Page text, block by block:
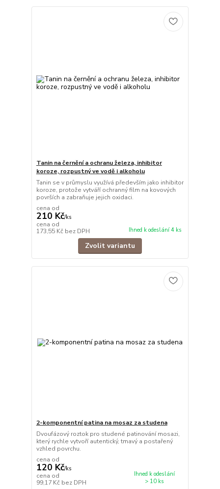
Tanin na černění a ochranu železa, inhibitor
koroze, rozpustný ve vodě i alkoholu
Tanin se v průmyslu využívá především jako inhibitor
koroze, protože vytváří ochranný film na kovových
površích a zabraňuje jejich oxidaci.
cena od
210 Kč/ks
cena od
173,55 Kč bez DPH Ihned k odeslání 4 ks
Zvolit variantu
2-komponentní patina na mosaz za studena
Dvoufázový roztok pro studené patinování mosazi,
který rychle vytvoří autentický, tmavý a postařený
vzhled povrchu.
cena od
120 Kč/ks
cena od
99,17 Kč bez DPH
Ihned k odeslání
> 10 ks